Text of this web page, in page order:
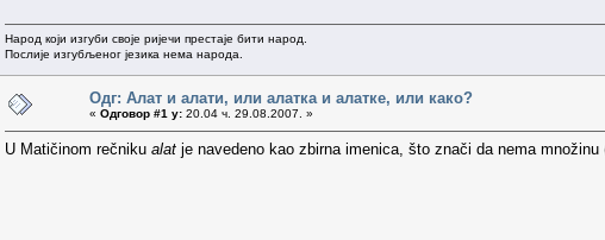
Народ који изгуби своје ријечи престаје бити народ.
Послије изгубљеног језика нема народа.
Одг: Алат и алати, или алатка и алатке, или како?
« Одговор #1 у: 20.04 ч. 29.08.2007. »
U Matičinom rečniku alat je navedeno kao zbirna imenica, što znači da nema